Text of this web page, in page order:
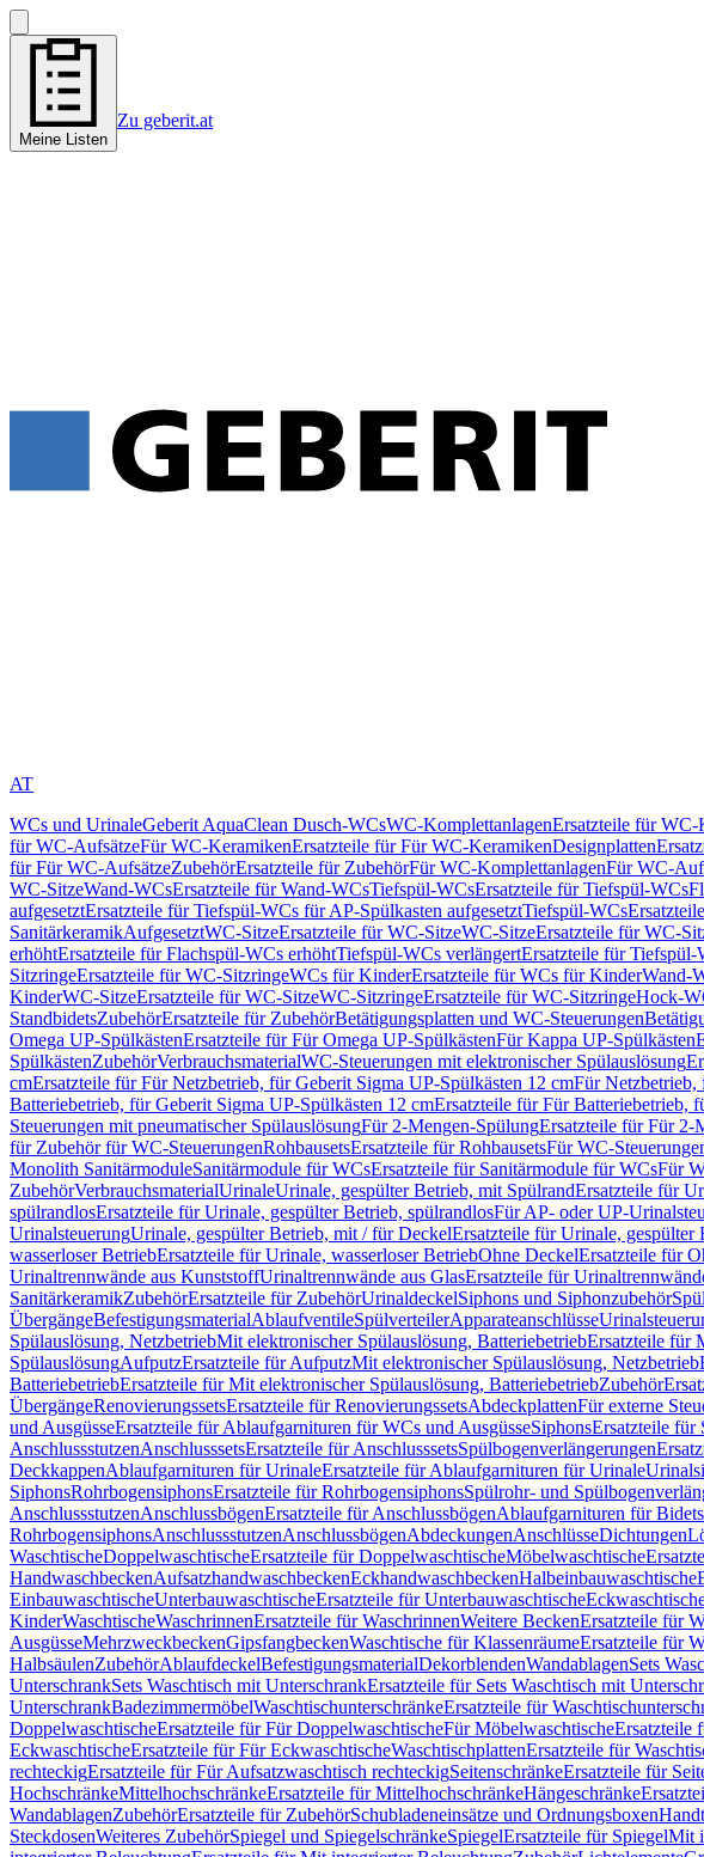
Meine Listen
Zu geberit.at
AT
WCs und UrinaleGeberit AquaClean Dusch-WCsWC-KomplettanlagenErsatzteile für WC-
für WC-AufsätzeFür WC-KeramikenErsatzteile für Für WC-KeramikenDesignplatten
für Für WC-AufsätzeZubehörErsatzteile für ZubehörFür WC-KomplettanlagenFür WC-
WC-SitzeWand-WCsErsatzteile für Wand-WCsTiefspül-WCsErsatzteile für Tiefspül-WCs
aufgesetztErsatzteile für Tiefspül-WCs für AP-Spülkasten aufgesetztTiefspül-WCs
SanitärkeramikAufgesetztWC-SitzeErsatzteile für WC-SitzeWC-SitzeErsatzteile für WC-
erhöhtErsatzteile für Flachspül-WCs erhöhtTiefspül-WCs verlängertErsatzteile für Tiefspül-
SitzringeErsatzteile für WC-SitzringeWCs für KinderErsatzteile für WCs für KinderWand-
KinderWC-SitzeErsatzteile für WC-SitzeWC-SitzringeErsatzteile für WC-SitzringeHock-
StandbidetsZubehörErsatzteile für ZubehörBetätigungsplatten und WC-Steuerungen
Omega UP-SpülkästenErsatzteile für Für Omega UP-SpülkästenFür Kappa UP-Spülkästen
SpülkästenZubehörVerbrauchsmaterialWC-Steuerungen mit elektronischer Spülauslösung
cmErsatzteile für Für Netzbetrieb, für Geberit Sigma UP-Spülkästen 12 cmFür Netzbetrieb,
Batteriebetrieb, für Geberit Sigma UP-Spülkästen 12 cmErsatzteile für Für Batteriebetrieb,
Steuerungen mit pneumatischer SpülauslösungFür 2-Mengen-SpülungErsatzteile für Für 2-
für Zubehör für WC-SteuerungenRohbausetsErsatzteile für RohbausetsFür WC-
Monolith SanitärmoduleSanitärmodule für WCsErsatzteile für Sanitärmodule für WCsFür
ZubehörVerbrauchsmaterialUrinaleUrinale, gespülter Betrieb, mit SpülrandErsatzteile für
spülrandlosErsatzteile für Urinale, gespülter Betrieb, spülrandlosFür AP- oder UP-
UrinalsteuerungUrinale, gespülter Betrieb, mit / für DeckelErsatzteile für Urinale,
wasserloser BetriebErsatzteile für Urinale, wasserloser BetriebOhne DeckelErsatzteile für
Urinaltrennwände aus KunststoffUrinaltrennwände aus GlasErsatzteile für
SanitärkeramikZubehörErsatzteile für ZubehörUrinaldeckelSiphons und Siphonzubehör
ÜbergängeBefestigungsmaterialAblaufventileSpülverteilerApparateanschlüsse
Spülauslösung, NetzbetriebMit elektronischer Spülauslösung, BatteriebetriebErsatzteile für
SpülauslösungAufputzErsatzteile für AufputzMit elektronischer Spülauslösung, Netzbetrieb
BatteriebetriebErsatzteile für Mit elektronischer Spülauslösung, BatteriebetriebZubehör
ÜbergängeRenovierungssetsErsatzteile für RenovierungssetsAbdeckplattenFür externe
und AusgüsseErsatzteile für Ablaufgarnituren für WCs und AusgüsseSiphonsErsatzteile für
AnschlussstutzenAnschlusssetsErsatzteile für AnschlusssetsSpülbogenverlängerungen
DeckkappenAblaufgarnituren für UrinaleErsatzteile für Ablaufgarnituren für Urinale
SiphonsRohrbogensiphonsErsatzteile für RohrbogensiphonsSpülrohr- und
AnschlussstutzenAnschlussbögenErsatzteile für AnschlussbögenAblaufgarnituren für Bidets
RohrbogensiphonsAnschlussstutzenAnschlussbögenAbdeckungenAnschlüsseDichtungen
WaschtischeDoppelwaschtischeErsatzteile für DoppelwaschtischeMöbelwaschtische
HandwaschbeckenAufsatzhandwaschbeckenEckhandwaschbeckenHalbeinbauwaschtische
EinbauwaschtischeUnterbauwaschtischeErsatzteile für Unterbauwaschtische
KinderWaschtischeWaschrinnenErsatzteile für WaschrinnenWeitere BeckenErsatzteile für
AusgüsseMehrzweckbeckenGipsfangbeckenWaschtische für KlassenräumeErsatzteile für
HalbsäulenZubehörAblaufdeckelBefestigungsmaterialDekorblendenWandablagenSets
UnterschrankSets Waschtisch mit UnterschrankErsatzteile für Sets Waschtisch mit
UnterschrankBadezimmermöbelWaschtischunterschränkeErsatzteile für
DoppelwaschtischeErsatzteile für Für DoppelwaschtischeFür MöbelwaschtischeErsatzteile
EckwaschtischeErsatzteile für Für EckwaschtischeWaschtischplattenErsatzteile für
rechteckigErsatzteile für Für Aufsatzwaschtisch rechteckigSeitenschränkeErsatzteile für
HochschränkeMittelhochschränkeErsatzteile für MittelhochschränkeHängeschränke
WandablagenZubehörErsatzteile für ZubehörSchubladeneinsätze und Ordnungsboxen
SteckdosenWeiteres ZubehörSpiegel und SpiegelschränkeSpiegelErsatzteile für SpiegelMit